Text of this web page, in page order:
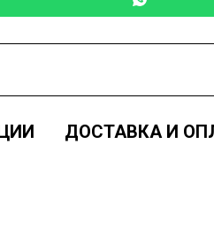
ДОСТАВКА И